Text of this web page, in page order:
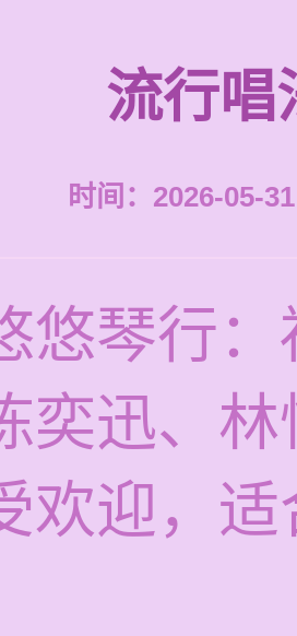
流行唱
时间：2026-05-
悠琴行
奕迅、
欢迎，